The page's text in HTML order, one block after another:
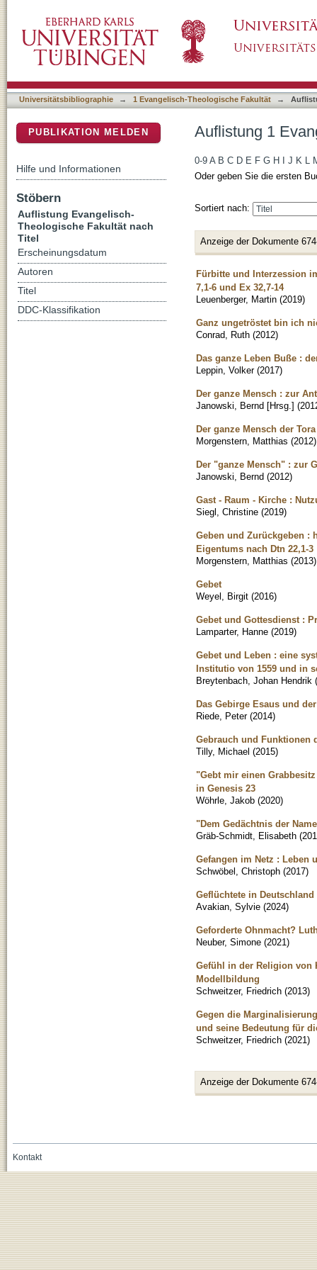
Universitätsbibliographie → 1 Evangelisch-Theologische Fakultät →
Auflistung 1
0-9 A B C D E F G H J K L
Oder geben Sie die ersten
Sortiert nach:
Anzeige der Dokumente
Fürbitte und Interzession
7,1-6 und Ex 32,7-14
Leuenberger, Martin (2019)
Ganz ungetröstet bin ich
Conrad, Ruth (2012)
Das ganze Leben Buße :
Leppin, Volker (2017)
Der ganze Mensch : zur
Janowski, Bernd [Hrsg.] (
Der ganze Mensch der Tora
Morgenstern, Matthias (2012)
Der "ganze Mensch" : zur
Janowski, Bernd (2012)
Gast - Raum - Kirche :
Siegl, Christine (2019)
Geben und Zurückgeben :
Eigentums nach Dtn 22,1-3
Morgenstern, Matthias (2013)
Gebet
Weyel, Birgit (2016)
Gebet und Gottesdienst :
Lamparter, Hanne (2019)
Gebet und Leben : eine
Institutio von 1559 und in
Breytenbach, Johan Hendrik (
Das Gebirge Esaus und
Riede, Peter (2014)
Gebrauch und Funktionen
Tilly, Michael (2015)
"Gebt mir einen
in Genesis 23
Wöhrle, Jakob (2020)
"Dem Gedächtnis der
Gräb-Schmidt, Elisabeth (
Gefangen im Netz : Leben
Schwöbel, Christoph (2017)
Geflüchtete in Deutschland
Avakian, Sylvie (2024)
Geforderte Ohnmacht?
Neuber, Simone (2021)
Gefühl in der Religion von
Modellbildung
Schweitzer, Friedrich (2013)
Gegen die
und seine Bedeutung für
Schweitzer, Friedrich (2021)
Anzeige der Dokumente
PUBLIKATION MELDEN
Hilfe und Informationen
Stöbern
Auflistung Evangelisch-
Theologische Fakultät nach
Titel
Erscheinungsdatum
Autoren
Titel
DDC-Klassifikation
Kontakt